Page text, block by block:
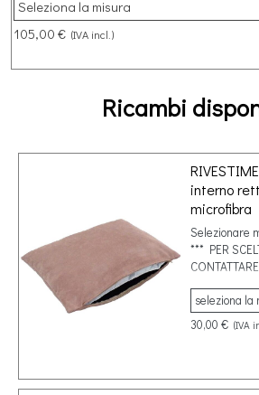
effetto stropiccio e cuscino BURRO effetto
105,00 € (IVA incl.)
Ricambi
interno
microfibra
Selezionare
*** PER
30,00 € (IVA